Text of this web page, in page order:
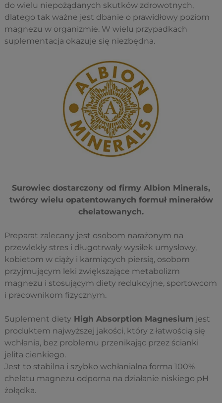
do wielu niepożądanych skutków zdrowotnych,
dlatego tak ważne jest dbanie o prawidłowy poziom
magnezu w organizmie. W wielu przypadkach
suplementacja okazuje się niezbędna.
Surowiec dostarczony od firmy Albion Minerals,
twórcy wielu opatentowanych formuł minerałów
chelatowanych.
Preparat zalecany jest osobom narażonym na
przewlekły stres i długotrwały wysiłek umysłowy,
kobietom w ciąży i karmiących piersią, osobom
przyjmującym leki zwiększające metabolizm
magnezu i stosującym diety redukcyjne, sportowcom
i pracownikom fizycznym.
Suplement diety High Absorption Magnesium jest
produktem najwyższej jakości, który z łatwością się
wchłania, bez problemu przenikając przez ścianki
jelita cienkiego.
Jest to stabilna i szybko wchłanialna forma 100%
chelatu magnezu odporna na działanie niskiego pH
żołądka.